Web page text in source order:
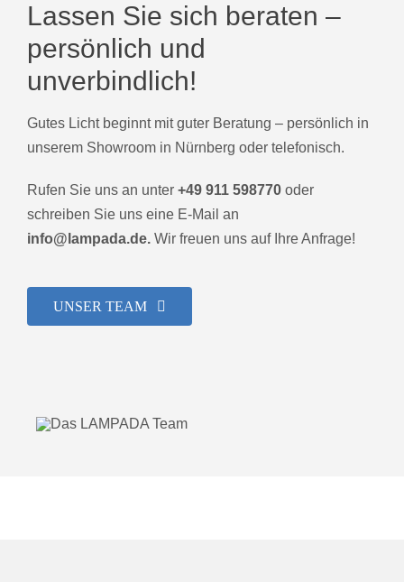
Lassen Sie sich beraten –
persönlich und
unverbindlich!
Gutes Licht beginnt mit guter Beratung – persönlich in
unserem Showroom in Nürnberg oder telefonisch.
Rufen Sie uns an unter +49 911 598770 oder
schreiben Sie uns eine E-Mail an
info@lampada.de. Wir freuen uns auf Ihre Anfrage!
UNSER TEAM